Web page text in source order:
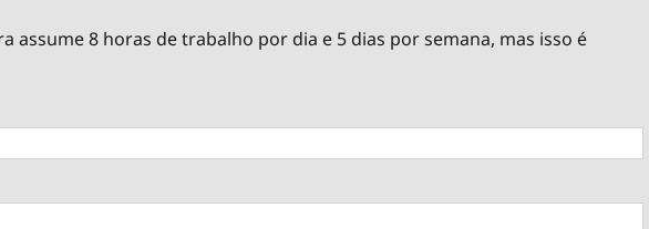
assume 8 horas de trabalho por dia e 5 dias por semana, mas isso é